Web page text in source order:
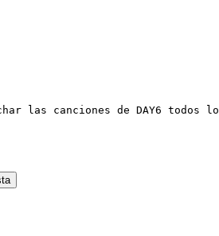
las canciones de DAY6 todos